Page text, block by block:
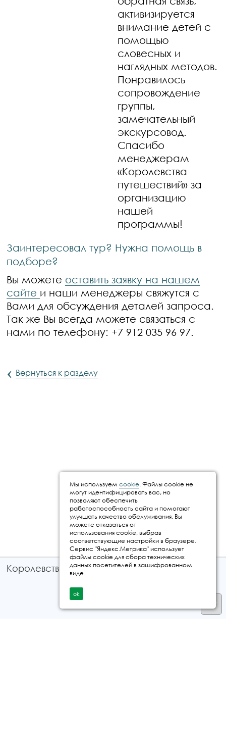
активизируется
внимание детей с
помощью
словесных и
наглядных методов.
Понравилось
сопровождение
группы,
замечательный
экскурсовод.
Спасибо
менеджерам
«Королевства
путешествий» за
организацию
нашей
программы!
Заинтересовал тур? Нужна помощь в
подборе?
Вы можете оставить заявку на нашем
сайте и наши менеджеры свяжутся с
Вами для обсуждения деталей запроса.
Так же Вы всегда можете связаться с
нами по телефону: +7 912 035 96 97.
‹ Вернуться к разделу
Королевство путешествий © 2026
Мы используем cookie. Файлы cookie не
могут идентифицировать вас, но
позволяют обеспечить
работоспособность сайта и помогают
улучшать качество обслуживания. Вы
можете отказаться от
использования cookie, выбрав
соответствующие настройки в браузере.
Сервис "Яндекс.Метрика" использует
файлы cookie для сбора технических
данных посетителей в зашифрованном
виде.
ok